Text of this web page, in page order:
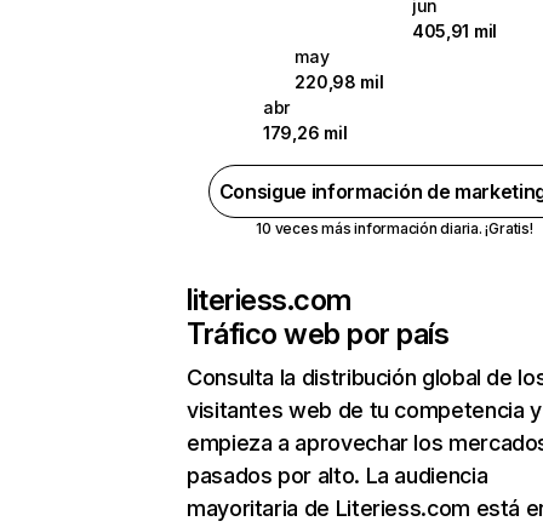
jun
405,91 mil
may
220,98 mil
abr
179,26 mil
Consigue información de
10 veces más información diaria. ¡Gratis!
literiess.com
Tráfico web por país
Consulta la distribución global de
visitantes web de tu competencia y
empieza a aprovechar los
pasados por alto. La audiencia
mayoritaria de Literiess.com está